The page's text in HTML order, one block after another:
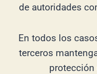
de autoridades
En todos los
terceros